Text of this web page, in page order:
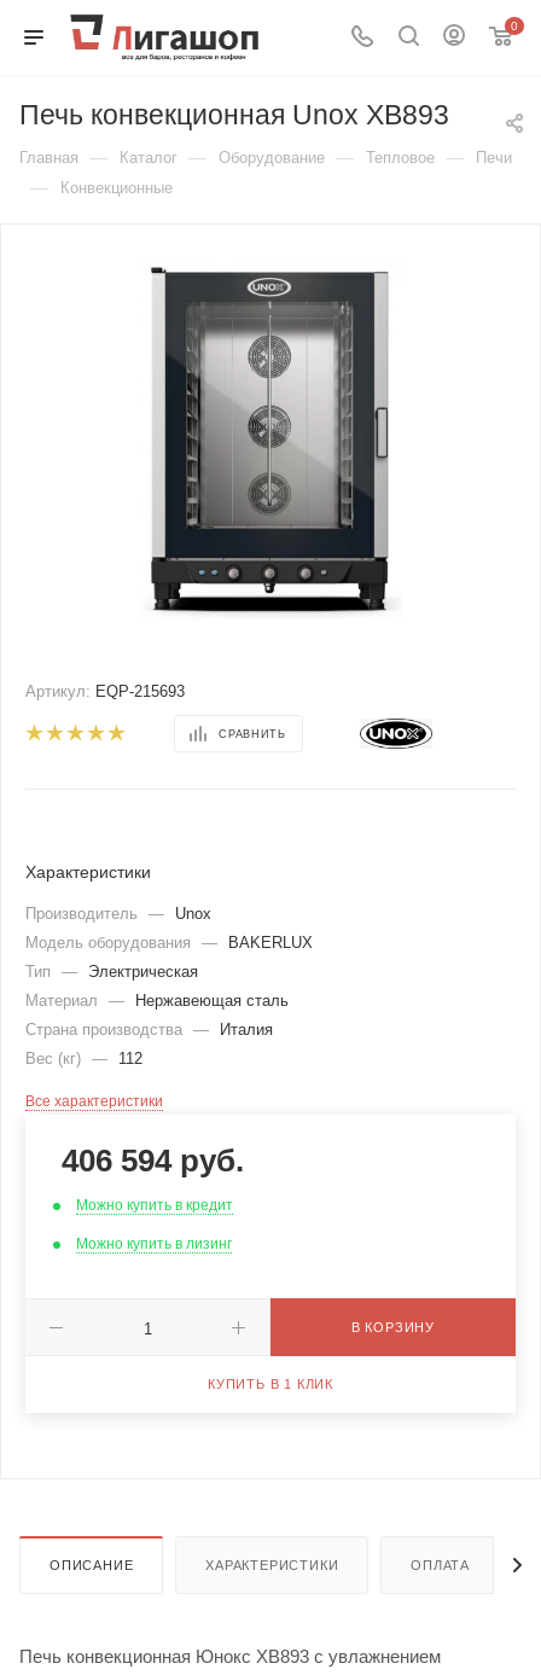
0
Печь конвекционная Unox XB893
Главная — Каталог — Оборудование — Тепловое — Печи
— Конвекционные
Артикул: EQP-215693
СРАВНИТЬ
Характеристики
Производитель —
Unox
Модель оборудования
—
BAKERLUX
Тип
—
Электрическая
Материал
—
Нержавеющая сталь
Страна производства —
Италия
Вес (кг) — 112
Все характеристики
406 594руб.
Можно купить в кредит
Можно купить в лизинг
В КОРЗИНУ
КУПИТЬ В 1 КЛИК
ОПИСАНИЕ ХАРАКТЕРИСТИКИ ОПЛАТА
Печь конвекционная Юнокс XB893 с увлажнением